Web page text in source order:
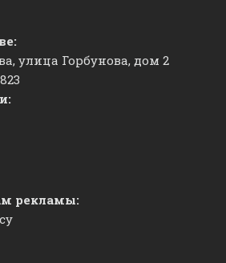
улица Горбунова, дом 2
рекламы: